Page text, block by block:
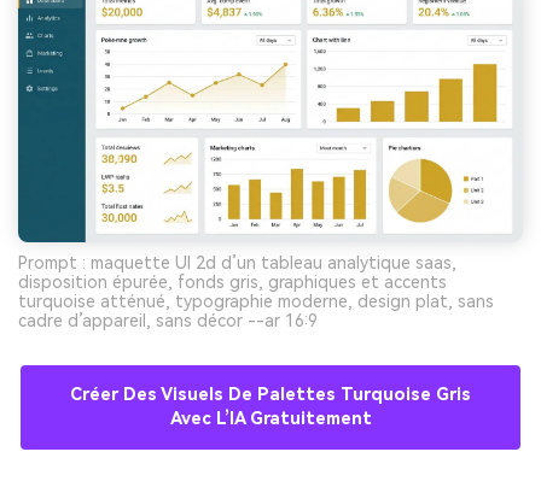
Prompt : maquette UI 2d d’un tableau analytique saas,
disposition épurée, fonds gris, graphiques et accents
turquoise atténué, typographie moderne, design plat, sans
cadre d’appareil, sans décor --ar 16:9
Créer Des Visuels De Palettes Turquoise Gris
Avec L’IA Gratuitement